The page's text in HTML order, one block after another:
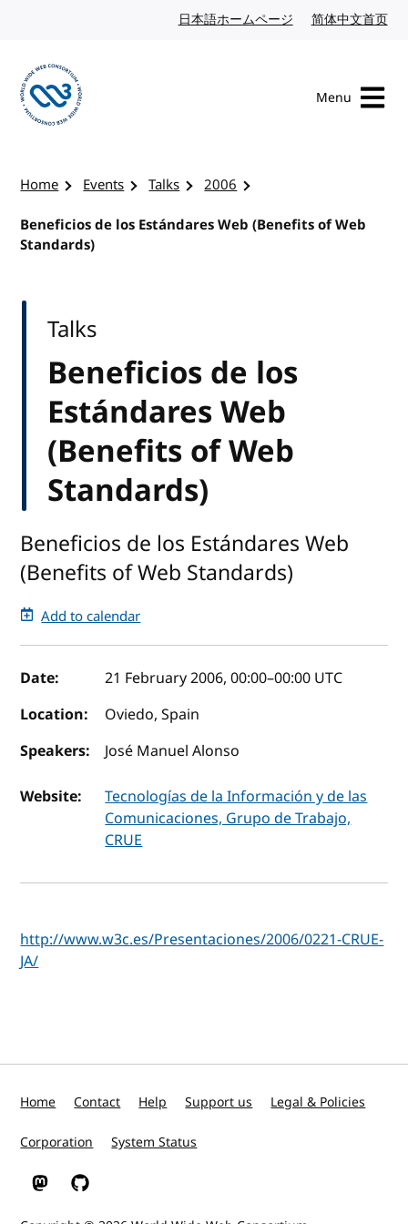
日本語ホームページ Japanese website
简体中文首页
Menu
Home Events Talks
2006
Beneficios de los Estándares Web (Benefits of Web
Standards)
Beneficios de los
Estándares Web
(Benefits of Web
Standards)
Talks
Beneficios de los Estándares Web
(Benefits of Web Standards)
Add to calendar
Event details
Date: 21 February 2006, 00:00–00:00 UTC
Location:
Oviedo, Spain
Speakers:
José Manuel Alonso
Website:
Tecnologías de la Información y de las
Comunicaciones, Grupo de Trabajo,
CRUE
http://www.w3c.es/Presentaciones/2006/0221-CRUE-
JA/
Home Contact Help Support us Legal & Policies
Corporation System Status
W3C on Mastodon
W3C on GitHub